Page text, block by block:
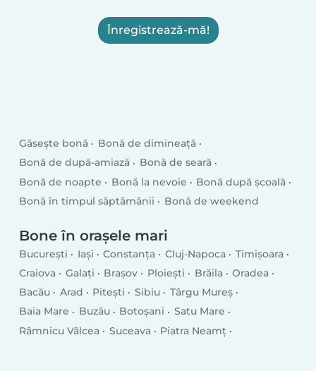
Înregistrează-mă!
Găsește bonă
Bonă de dimineață
Bonă de după-amiază
Bonă de seară
Bonă de noapte
Bonă la nevoie
Bonă după școală
Bonă în timpul săptămânii
Bonă de weekend
Bone în orașele mari
București Iași Constanța Cluj-Napoca
Timișoara
Craiova
Galați Brașov Ploiești Brăila
Oradea
Bacău
Arad Pitești Sibiu
Târgu Mureș
Baia Mare
Buzău Botoșani
Satu Mare
Râmnicu Vâlcea
Suceava
Piatra Neamț